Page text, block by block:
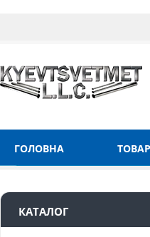
ГОЛОВНА ТОВАР
КАТАЛОГ